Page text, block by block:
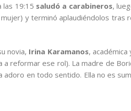
las 19:15 saludó a carabineros,
y terminó aplaudiéndolos tras
novia, Irina Karamanos,
reformar ese rol). La madre de
adoro en todo sentido. Ella no es